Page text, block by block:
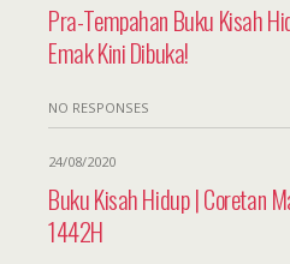
Pra-Tempahan Buku Kisah
Emak Kini Dibuka!
NO RESPONSES
24/08/2020
Buku Kisah Hidup | Coretan
1442H